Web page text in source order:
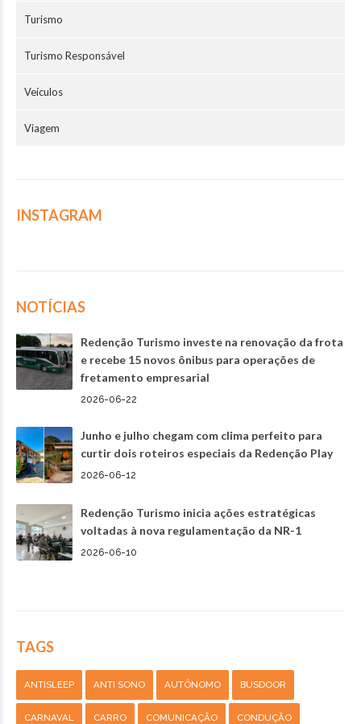
Turismo
Turismo Responsável
Veículos
Viagem
INSTAGRAM
NOTÍCIAS
Redenção Turismo investe na renovação da frota
e recebe 15 novos ônibus para operações de
fretamento empresarial
2026-06-22
Junho e julho chegam com clima perfeito para
curtir dois roteiros especiais da Redenção Play
2026-06-12
Redenção Turismo inicia ações estratégicas
voltadas à nova regulamentação da NR-1
2026-06-10
TAGS
ANTISLEEP ANTI SONO AUTÔNOMO BUSDOOR
CARNAVAL CARRO COMUNICAÇÃO CONDUÇÃO